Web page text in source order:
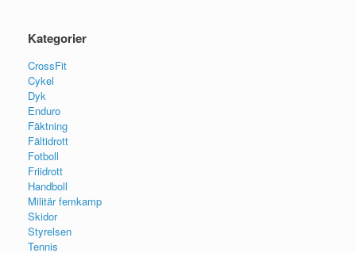
Kategorier
CrossFit
Cykel
Dyk
Enduro
Fäktning
Fältidrott
Fotboll
Friidrott
Handboll
Militär femkamp
Skidor
Styrelsen
Tennis